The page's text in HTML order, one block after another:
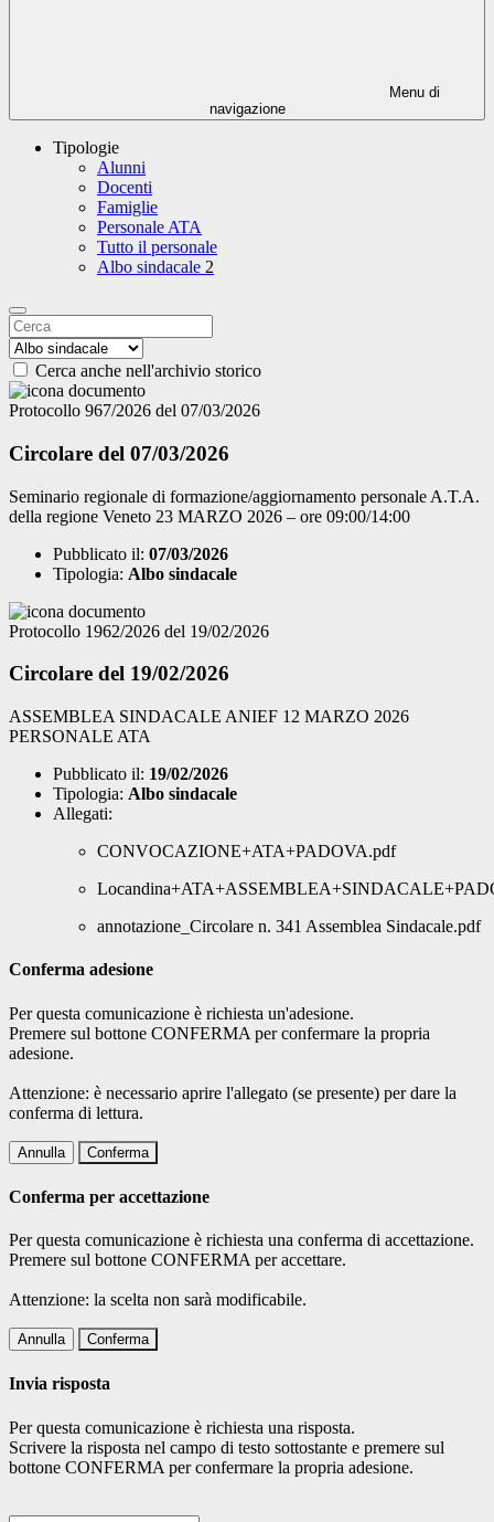
Menu di
navigazione
Tipologie
Alunni
Docenti
Famiglie
Personale ATA
Tutto il personale
Albo sindacale 2
Cerca anche nell'archivio storico
Protocollo 967/2026 del 07/03/2026
Circolare del 07/03/2026
Seminario regionale di formazione/aggiornamento personale A.T.A.
della regione Veneto 23 MARZO 2026 – ore 09:00/14:00
Pubblicato il: 07/03/2026
Tipologia: Albo sindacale
Protocollo 1962/2026 del 19/02/2026
Circolare del 19/02/2026
ASSEMBLEA SINDACALE ANIEF 12 MARZO 2026
PERSONALE ATA
Pubblicato il: 19/02/2026
Tipologia: Albo sindacale
Allegati:
CONVOCAZIONE+ATA+PADOVA.pdf
annotazione_Circolare n. 341 Assemblea Sindacale.pdf
Conferma adesione
Per questa comunicazione è richiesta un'adesione.
Premere sul bottone CONFERMA per confermare la propria
adesione.
Attenzione: è necessario aprire l'allegato (se presente) per dare la
conferma di lettura.
Annulla Conferma
Conferma per accettazione
Per questa comunicazione è richiesta una conferma di accettazione.
Premere sul bottone CONFERMA per accettare.
Attenzione: la scelta non sarà modificabile.
Annulla Conferma
Invia risposta
Per questa comunicazione è richiesta una risposta.
Scrivere la risposta nel campo di testo sottostante e premere sul
bottone CONFERMA per confermare la propria adesione.